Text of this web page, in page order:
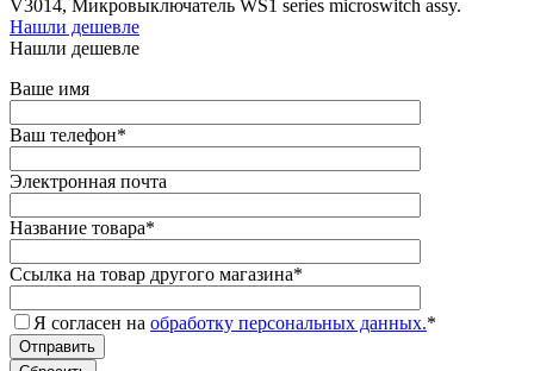
V3014, Микровыключатель WS1 series microswitch assy.
Нашли дешевле
Нашли дешевле
Ваше имя
Ваш телефон*
Электронная почта
Название товара*
Ссылка на товар другого магазина*
Я согласен на обработку персональных данных.*